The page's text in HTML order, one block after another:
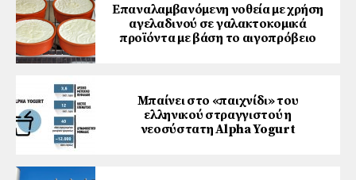
Επαναλαμβανόμενη νοθεία με χρήση
αγελαδινού σε γαλακτοκομικά
προϊόντα με βάση το αιγοπρόβειο
Μπαίνει στο «παιχνίδι» του
ελληνικού στραγγιστού η
νεοσύστατη Alpha Yogurt